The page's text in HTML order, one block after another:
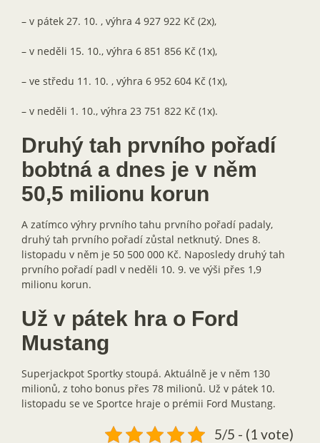
– v pátek 27. 10. , výhra 4 927 922 Kč (2x),
– v neděli 15. 10., výhra 6 851 856 Kč (1x),
– ve středu 11. 10. , výhra 6 952 604 Kč (1x),
– v neděli 1. 10., výhra 23 751 822 Kč (1x).
Druhý tah prvního pořadí
bobtná a dnes je v něm
50,5 milionu korun
A zatímco výhry prvního tahu prvního pořadí padaly,
druhý tah prvního pořadí zůstal netknutý. Dnes 8.
listopadu v něm je 50 500 000 Kč. Naposledy druhý tah
prvního pořadí padl v neděli 10. 9. ve výši přes 1,9
milionu korun.
Už v pátek hra o Ford
Mustang
Superjackpot Sportky stoupá. Aktuálně je v něm 130
milionů, z toho bonus přes 78 milionů. Už v pátek 10.
listopadu se ve Sportce hraje o prémii Ford Mustang.
5/5 - (1 vote)